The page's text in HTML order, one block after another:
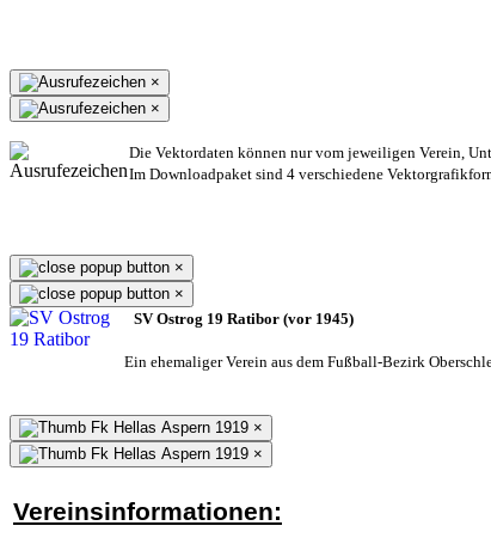
×
×
Die Vektordaten können nur vom jeweiligen Verein,
Im Downloadpaket sind 4 verschiedene
×
×
SV Ostrog 19 Ratibor (vor 1945)
Ein ehemaliger Verein aus dem Fußball-Bezirk
×
×
Vereinsinformationen: